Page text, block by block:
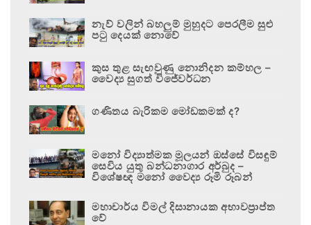
නැව් වලින් බහලුම් මුහුදට පෙරලීම සුළු
පටු දෙයක් නොවේ
කුස තුළ සැඟවුණු නොනිදන කම්හල –
වෛද්‍ය සුගත් විජේවර්ධන
ගණිතය බැරිකම මෝඩකමක් ද?
මනෝ විද්‍යාත්මක මූලයන් ඔස්සේ විසඳුම්
සෙවිය යුතු බන්ධනාගාර අර්බුද –
විශේෂඥ මනෝ වෛද්‍ය රූමි රූබන්
මහාචාර්ය විමල් දිසානායක අභාවප්‍රාප්ත
වේ